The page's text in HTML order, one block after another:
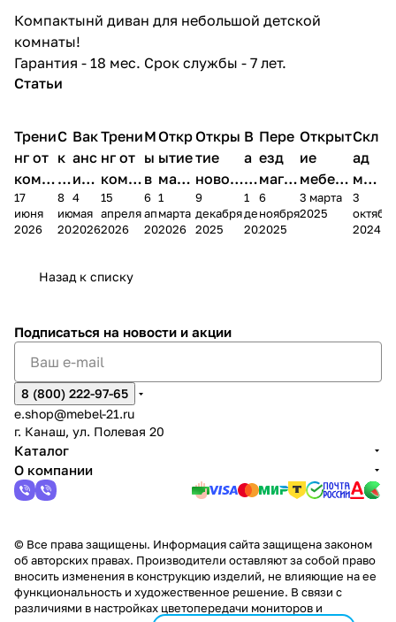
Компактынй диван для небольшой детской
комнаты!
Гарантия - 18 мес. Срок службы - 7 лет.
Статьи
Трени
нг от
комп
ании
Мело
17
июня
2026
С
к
и
д
к
2
8
июня
2026
Вак
анс
ия в
Чеб
окс
4
мая
2026
Трени
нг от
комп
ании
Мело
15
апреля
2026
М
ы
в
М
А
6
апреля
2026
Откр
ытие
мага
зина
в
1
марта
2026
Откры
тие
новог
о
магаз
9
декабря
2025
В
а
к
а
н
1
декабря
2025
Пере
езд
магаз
ина в
г.
6
ноября
2025
Открыт
ие
мебель
ного
салона
3 марта
2025
Скл
ад
меб
ели
пер
3
2024
Назад к списку
Подписаться на новости и акции
8 (800) 222-97-65
e.shop@mebel-21.ru
г. Канаш, ул. Полевая 20
Каталог
О компании
© Все права защищены. Информация сайта защищена законом
об авторских правах. Производители оставляют за собой право
вносить изменения в конструкцию изделий, не влияющие на ее
функциональность и художественное решение. В связи с
различиями в настройках цветопередачи мониторов и